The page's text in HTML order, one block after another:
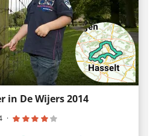
in De Wijers 2014
·